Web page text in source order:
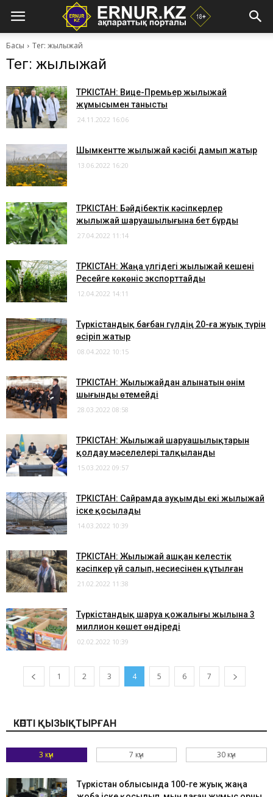
Басы Тег: жылыжай
Тег: жылыжай
ТҮРКІСТАН: Вице-Премьер жылыжай
жұмысымен танысты
24.11.2022 16:06
Шымкентте жылыжай кәсібі дамып жатыр
13.06.2022 16:20
ТҮРКІСТАН: Бәйдібектік кәсіпкерлер
жылыжай шаруашылығына бет бұрды
27.04.2022 11:14
ТҮРКІСТАН: Жаңа үлгідегі жылыжай кешені
Ресейге көкөніс экспорттайды
12.04.2022 14:11
Түркістандық бағбан гүлдің 20-ға жуық түрін
өсіріп жатыр
08.04.2022 10:15
ТҮРКІСТАН: Жылыжайдан алынатын өнім
шығынды өтемейді
28.03.2022 08:58
ТҮРКІСТАН: Жылыжай шаруашылықтарын
қолдау мәселелері талқыланды
15.03.2022 09:57
ТҮРКІСТАН: Сайрамда ауқымды екі жылыжай
іске қосылады
14.03.2022 10:39
ТҮРКІСТАН: Жылыжай ашқан келестік
кәсіпкер үй салып, несиесінен құтылған
21.02.2022 11:38
Түркістандық шаруа қожалығы жылына 3
миллион көшет өндіреді
02.02.2022 10:39
1 2 3 4 5 6 7
КӨПТІ ҚЫЗЫҚТЫРҒАН
3 күн 7 күн 30 күн
Түркістан облысында 100-ге жуық жаңа